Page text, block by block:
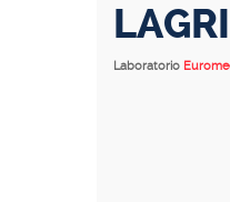
Laboratorio